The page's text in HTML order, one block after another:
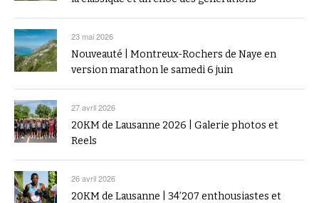
23 mai 2026
Nouveauté | Montreux-Rochers de Naye en
version marathon le samedi 6 juin
27 avril 2026
20KM de Lausanne 2026 | Galerie photos et
Reels
26 avril 2026
20KM de Lausanne | 34’207 enthousiastes et